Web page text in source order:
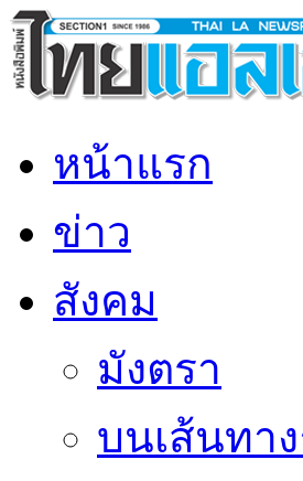
หน้าแรก
ข่าว
สังคม
มังตรา
บนเส้นทา